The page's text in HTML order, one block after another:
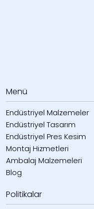
Menü
Endüstriyel Malzemeler
Endüstriyel Tasarım
Endüstriyel Pres Kesim
Montaj Hizmetleri
Ambalaj Malzemeleri
Blog
Politikalar